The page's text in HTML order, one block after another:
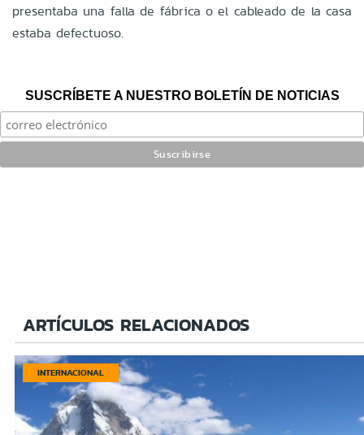
presentaba una falla de fábrica o el cableado de la casa
estaba defectuoso.
SUSCRÍBETE A NUESTRO BOLETÍN DE NOTICIAS
ARTÍCULOS RELACIONADOS
INTERNACIONAL